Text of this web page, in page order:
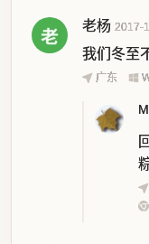
老杨 2017-
我们冬至
广东